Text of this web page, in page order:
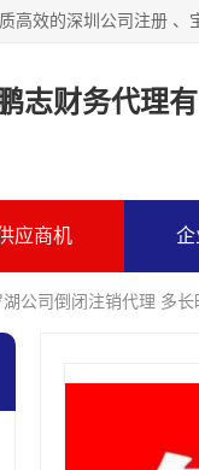
高效的深圳公司注册
志财务代理
应商机 企
湖公司倒闭注销代理 多